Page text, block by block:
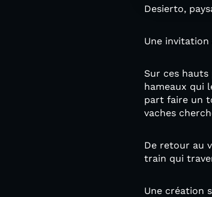
Desierto,
Une invitation
Sur ces
hameaux qui
part faire un
vaches
De retour au
train qui
Une création